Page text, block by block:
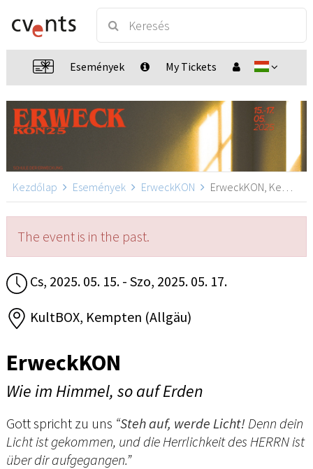
Események My Tickets
Kezdőlap Események ErweckKON ErweckKON, Kempten (Allgäu)
The event is in the past.
Cs, 2025. 05. 15. - Szo, 2025. 05. 17.
KultBOX, Kempten (Allgäu)
ErweckKON
Wie im Himmel, so auf Erden
Gott spricht zu uns “Steh auf, werde Licht! Denn dein
Licht ist gekommen, und die Herrlichkeit des HERRN ist
über dir aufgegangen.”